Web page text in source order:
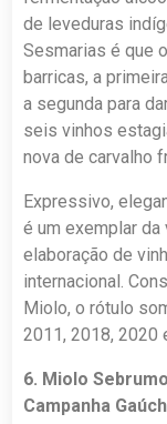
de leveduras
Sesmarias é que
barricas, a
a segunda para
seis vinhos
nova de carvalho
Expressivo,
é um exemplar
elaboração de
internacional.
Miolo, o rótulo
2011, 2018, 2020
6. Miolo
Campanha